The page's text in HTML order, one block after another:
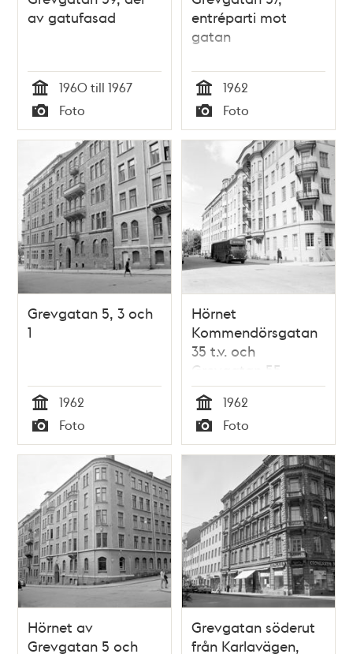
av gatufasad
Tid
1960 till 1967
Typ
Foto
entréparti mot
gatan
Tid
1962
Typ
Foto
Grevgatan 5, 3 och
1
Tid
1962
Typ
Foto
Hörnet
Kommendörsgatan
35 t.v. och
Grevgatan 55
Tid
1962
Typ
Foto
Hörnet av
Grevgatan 5 och
Grevgatan söderut
från Karlavägen,